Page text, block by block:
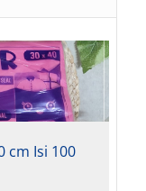
Sale 18%